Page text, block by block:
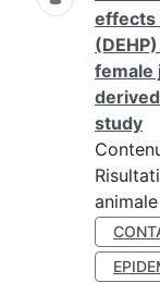
effects
female
study
animale